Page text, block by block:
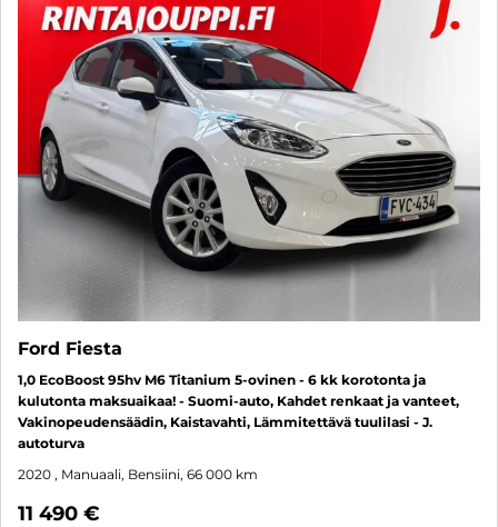
Ford Fiesta
1,0 EcoBoost 95hv M6 Titanium 5-ovinen - 6 kk korotonta ja
kulutonta maksuaikaa! - Suomi-auto, Kahdet renkaat ja vanteet,
Vakinopeudensäädin, Kaistavahti, Lämmitettävä tuulilasi - J.
autoturva
2020 , Manuaali, Bensiini, 66 000 km
11 490 €